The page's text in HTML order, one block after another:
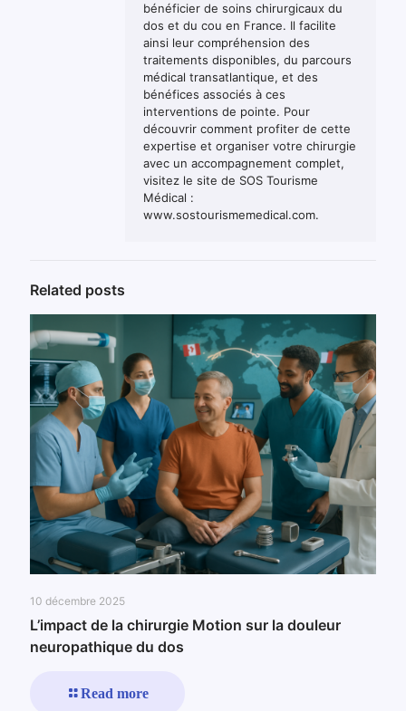
bénéficier de soins chirurgicaux du
dos et du cou en France. Il facilite
ainsi leur compréhension des
traitements disponibles, du parcours
médical transatlantique, et des
bénéfices associés à ces
interventions de pointe. Pour
découvrir comment profiter de cette
expertise et organiser votre chirurgie
avec un accompagnement complet,
visitez le site de SOS Tourisme
Médical :
www.sostourismemedical.com.
Related posts
10 décembre 2025
L’impact de la chirurgie Motion sur la douleur
neuropathique du dos
Read more